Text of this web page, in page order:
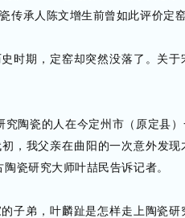
传承人陈文增生前曾如此评价定窑
时期，定窑却突然没落了。关
究陶瓷的人在今定州市（原定县
，我父亲在曲阳的一次意外发
瓷研究大师叶喆民告诉记者。
子弟，叶麟趾是怎样走上陶瓷